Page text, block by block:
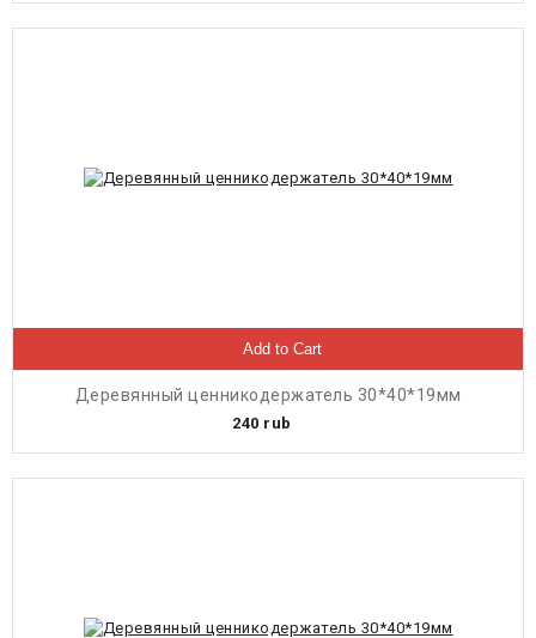
Add to Cart
Деревянный ценникодержатель 30*40*19мм
240 rub